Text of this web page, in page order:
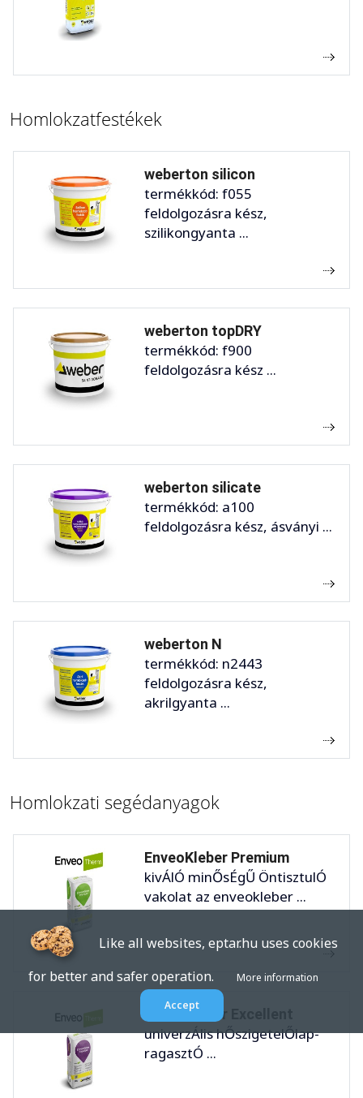
Homlokzatfestékek
weberton silicon
termékkód: f055
feldolgozásra kész,
szilikongyanta ...
weberton topDRY
termékkód: f900
feldolgozásra kész ...
weberton silicate
termékkód: a100
feldolgozásra kész, ásványi ...
weberton N
termékkód: n2443
feldolgozásra kész,
akrilgyanta ...
Homlokzati segédanyagok
EnveoKleber Premium
kivÁlÓ minŐsÉgŰ ÖntisztulÓ
vakolat az enveokleber ...
EnveoKleber Excellent
univerzÁlis hŐszigetelŐlap-
ragasztÓ ...
Like all websites, eptar.hu uses cookies
for better and safer operation.
More information
Accept